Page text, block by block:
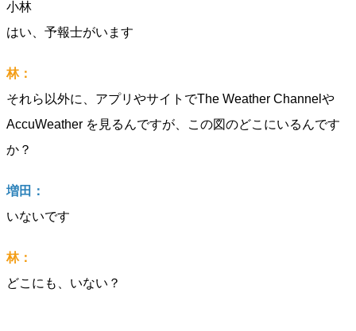
小林
はい、予報士がいます
林：
それら以外に、アプリやサイトでThe Weather Channelや
AccuWeather を見るんですが、この図のどこにいるんです
か？
増田：
いないです
林：
どこにも、いない？